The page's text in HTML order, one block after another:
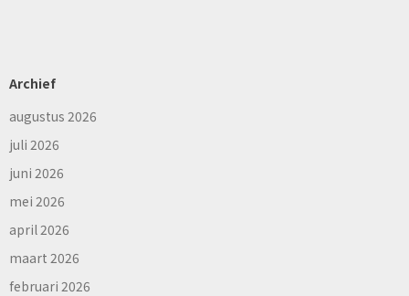
Archief
augustus 2026
juli 2026
juni 2026
mei 2026
april 2026
maart 2026
februari 2026